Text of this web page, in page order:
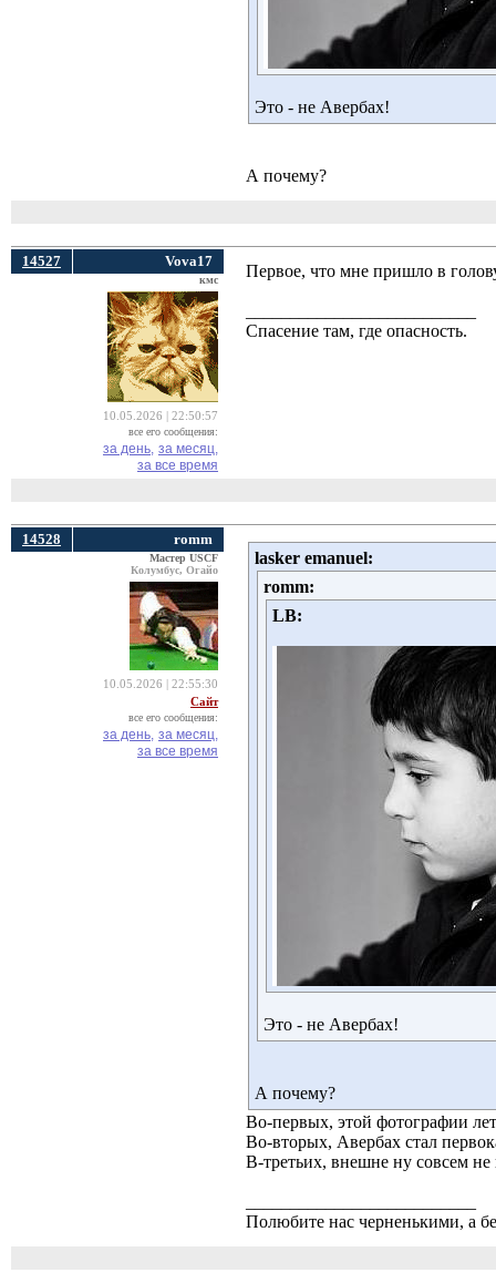
Это - не Авербах!
А почему?
14527 Vova17
кмс
10.05.2026 | 22:50:57
все его сообщения:
за день, за месяц,
за все время
Первое, что мне пришло в
Спасение там, где опасность.
14528 romm
Мастер USCF
Колумбус, Огайо
10.05.2026 | 22:55:30
Сайт
все его сообщения:
за день, за месяц,
за все время
lasker emanuel:
romm:
LB:
Это - не Авербах!
А почему?
Во-первых, этой фотографии
Во-вторых, Авербах стал
В-третьих, внешне ну совсем
Полюбите нас черненькими, а